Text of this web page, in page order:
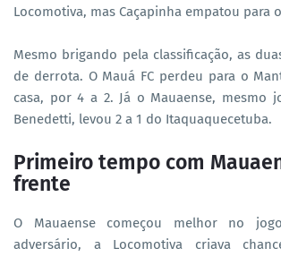
Locomotiva, mas Caçapinha empatou para
Mesmo brigando pela classificação, as
de derrota. O Mauá FC perdeu para o
casa, por 4 a 2. Já o Mauaense, mesmo
Benedetti, levou 2 a 1 do Itaquaquecetuba.
Primeiro tempo com
frente
O Mauaense começou melhor no
adversário, a Locomotiva criava